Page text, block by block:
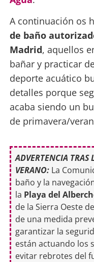
A continuación os
de baño
Madrid, aquellos
bañar y practicar
deporte acuático
detalles porque
acaba siendo un
de primavera/
ADVERTENCIA TRAS
VERANO: La
baño y la
la Playa del
de la Sierra Oeste
de una medida
garantizar la
están actuando los
evitar rebrotes del